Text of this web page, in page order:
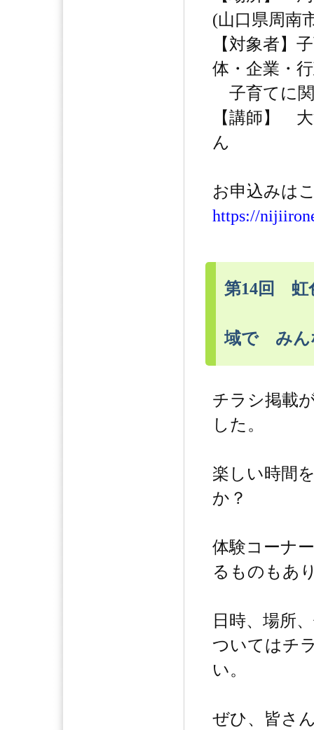
(山口県周南
【対象者】
体・企業・
子育てに
【講師】
ん
お申込みは
https://
第14回 虹
域で みん
チラシ掲載
した。
楽しい時間
か？
体験コーナ
るものもあ
日時、場所
ついてはチ
い。
ぜひ、皆さ